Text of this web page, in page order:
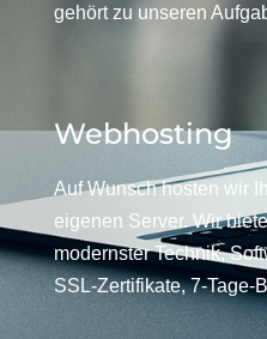
gehört zu unseren
Webhosting
Auf Wunsch hosten wir
eigenen Server. Wir
modernster Technik,
SSL-Zertifikate, 7-Tage-